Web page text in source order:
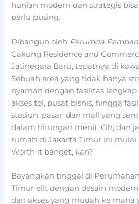
hunian modern dan strategis
perlu pusing.
Dibangun oleh Perumda
Cakung Residence and
Jatinegara Baru, tepatnya di
Sebuah area yang tidak hanya
nyaman dengan fasilitas
akses tol, pusat bisnis, hingga
stasiun, pasar, dan mall yang
dalam hitungan menit. Oh, dan
rumah di Jakarta Timur ini mulai
Worth it banget, kan?
Bayangkan tinggal di
Timur elit dengan desain
dan akses yang mudah ke mana